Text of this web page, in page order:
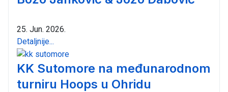
25. Jun. 2026.
Detaljnije...
KK Sutomore na međunarodnom
turniru Hoops u Ohridu